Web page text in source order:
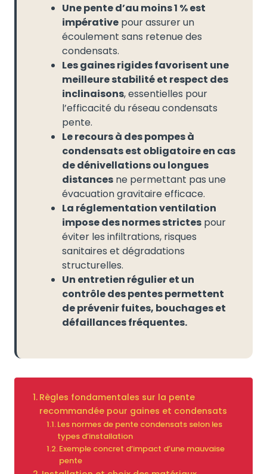
Une pente d’au moins 1 % est
impérative pour assurer un
écoulement sans retenue des
condensats.
Les gaines rigides favorisent une
meilleure stabilité et respect des
inclinaisons, essentielles pour
l’efficacité du réseau condensats
pente.
Le recours à des pompes à
condensats est obligatoire en cas
de dénivellations ou longues
distances ne permettant pas une
évacuation gravitaire efficace.
La réglementation ventilation
impose des normes strictes pour
éviter les infiltrations, risques
sanitaires et dégradations
structurelles.
Un entretien régulier et un
contrôle des pentes permettent
de prévenir fuites, bouchages et
défaillances fréquentes.
Règles fondamentales sur la pente
recommandée pour gaines et condensats
Les normes de pente condensats selon les
types d’installation
Exemple concret d’impact d’une mauvaise
pente